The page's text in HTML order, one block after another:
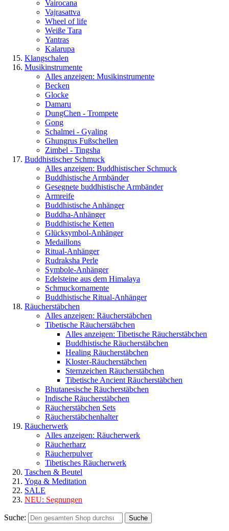
Vairocana
Vajrasattva
Wheel of life
Weiße Tara
Yantras
Kalarupa
Klangschalen
Musikinstrumente
Alles anzeigen: Musikinstrumente
Becken
Glocke
Damaru
DungChen - Trompete
Gong
Schalmei - Gyaling
Ghungrus Fußschellen
Zimbel - Tingsha
Buddhistischer Schmuck
Alles anzeigen: Buddhistischer Schmuck
Buddhistische Armbänder
Gesegnete buddhistische Armbänder
Armreife
Buddhistische Anhänger
Buddha-Anhänger
Buddhistische Ketten
Glücksymbol-Anhänger
Medaillons
Ritual-Anhänger
Rudraksha Perle
Symbole-Anhänger
Edelsteine aus dem Himalaya
Schmuckornamente
Buddhistische Ritual-Anhänger
Räucherstäbchen
Alles anzeigen: Räucherstäbchen
Tibetische Räucherstäbchen
Alles anzeigen: Tibetische Räucherstäbchen
Buddhistische Räucherstäbchen
Healing Räucherstäbchen
Kloster-Räucherstäbchen
Sternzeichen Räucherstäbchen
Tibetische Ancient Räucherstäbchen
Bhutanesische Räucherstäbchen
Indische Räucherstäbchen
Räucherstäbchen Sets
Räucherstäbchenhalter
Räucherwerk
Alles anzeigen: Räucherwerk
Räucherharz
Räucherpulver
Tibetisches Räucherwerk
Taschen & Beutel
Yoga & Meditation
SALE
NEU: Segnungen
Suche: Suche